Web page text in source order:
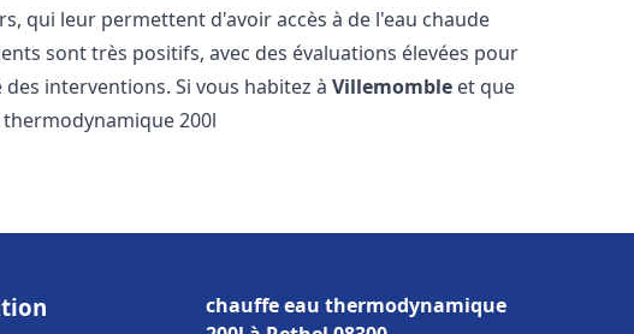
qui leur permettent d'avoir accès à de l'eau chaude
sont très positifs, avec des évaluations élevées pour
interventions. Si vous habitez àVillemomble et que
200l
chauffe eau thermodynamique